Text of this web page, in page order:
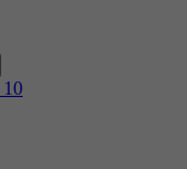
10